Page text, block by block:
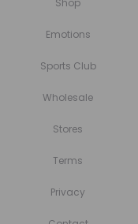
Shop
Emotions
Sports Club
Wholesale
Stores
Terms
Privacy